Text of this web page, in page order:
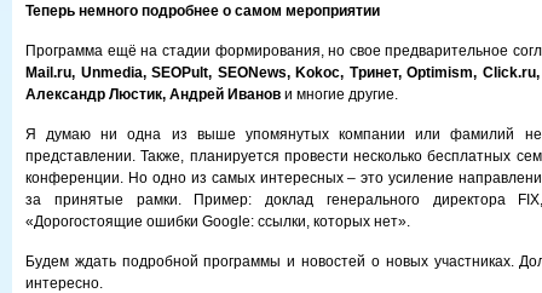
Теперь немного подробнее о самом мероприятии
Программа ещё на стадии формирования, но свое предварительное
Mail.ru, Unmedia, SEOPult, SEONews, Kokoc, Тринет, Optimism,
Александр Люстик, Андрей Иванов и многие другие.
Я думаю ни одна из выше упомянутых компании или фамилий не
представлении. Также, планируется провести несколько бесплатных
конференции. Но одно из самых интересных – это усиление
за принятые рамки. Пример: доклад генерального директора
«Дорогостоящие ошибки Google: ссылки, которых нет».
Будем ждать подробной программы и новостей о новых участниках.
интересно.